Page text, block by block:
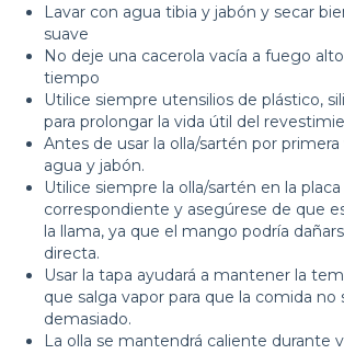
Lavar con agua tibia y jabón y secar
suave
No deje una cacerola vacía a fuego
tiempo
Utilice siempre utensilios de plástico,
para prolongar la vida útil del
Antes de usar la olla/sartén por primera
agua y jabón.
Utilice siempre la olla/sartén en la
correspondiente y asegúrese de que
la llama, ya que el mango podría
directa.
Usar la tapa ayudará a mantener la
que salga vapor para que la comida no
demasiado.
La olla se mantendrá caliente durante